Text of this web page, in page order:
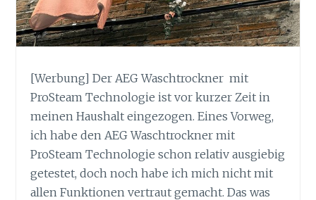
[Werbung] Der AEG Waschtrockner mit
ProSteam Technologie ist vor kurzer Zeit in
meinen Haushalt eingezogen. Eines Vorweg,
ich habe den AEG Waschtrockner mit
ProSteam Technologie schon relativ ausgiebig
getestet, doch noch habe ich mich nicht mit
allen Funktionen vertraut gemacht. Das was